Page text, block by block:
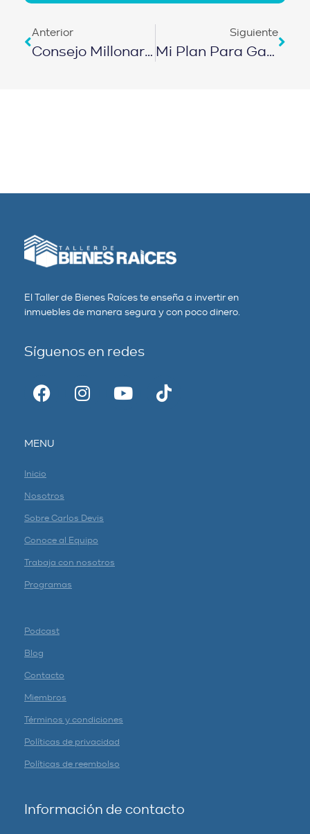
Anterior
Consejo Millonario Para Jóvenes: Mi Plan Para Jubilarme A Los 35
Siguiente
Mi Plan Para Ganar $24,000 Al Año SIN DEJAR MI EMPLEO | EPISODIO 424
El Taller de Bienes Raíces te enseña a invertir en
inmuebles de manera segura y con poco dinero.
Síguenos en redes
MENU
Inicio
Nosotros
Sobre Carlos Devis
Conoce al Equipo
Trabaja con nosotros
Programas
Podcast
Blog
Contacto
Miembros
Términos y condiciones
Políticas de privacidad
Políticas de reembolso
Información de contacto